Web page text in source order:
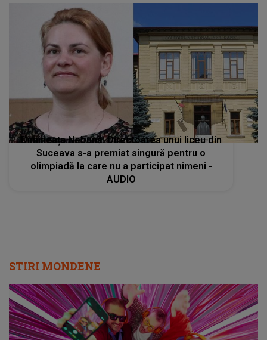
Dimineața Nebună: Directoarea unui liceu din
Suceava s-a premiat singură pentru o
olimpiadă la care nu a participat nimeni -
AUDIO
STIRI MONDENE